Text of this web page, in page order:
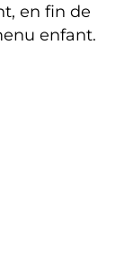
en fin de
enfant.